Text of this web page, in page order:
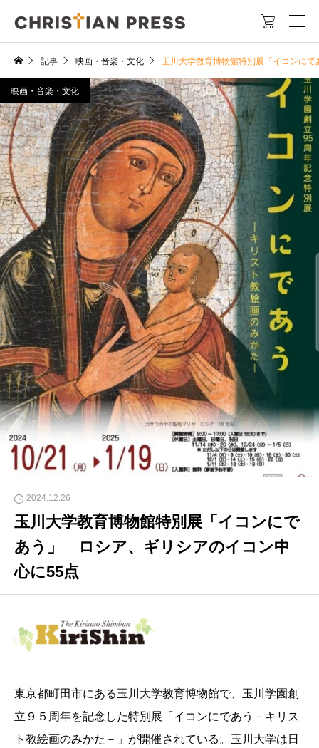

記事 映画・音楽・文化 玉川大学教育博物館特別展「イコンに
映画・音楽・文化
2024.12.26
玉川大学教育博物館特別展「イコンにで
あう」 ロシア、ギリシアのイコン中
心に55点
東京都町田市にある玉川大学教育博物館で、玉川学園創
立９５周年を記念した特別展「イコンにであう－キリス
ト教絵画のみかた－」が開催されている。玉川大学は日